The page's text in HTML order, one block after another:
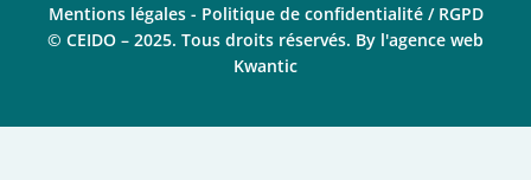
Mentions légales - Politique de confidentialité / RGPD
© CEIDO – 2025. Tous droits réservés. By l'agence web
Kwantic